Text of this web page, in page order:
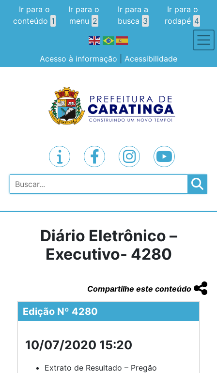
Ir para o
conteúdo 1
Ir para o
menu 2
Ir para a
busca 3
Ir para o
rodapé 4
Acesso à informação Acessibilidade
Pesquisar
Diário Eletrônico –
Executivo- 4280
Compartilhe este conteúdo
Edição Nº 4280
10/07/2020 15:20
Extrato de Resultado – Pregão